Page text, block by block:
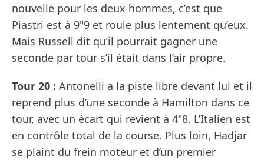
nouvelle pour les deux hommes, c’est que
Piastri est à 9"9 et roule plus lentement qu’eux.
Mais Russell dit qu’il pourrait gagner une
seconde par tour s’il était dans l’air propre.
Tour 20 : Antonelli a la piste libre devant lui et il
reprend plus d’une seconde à Hamilton dans ce
tour, avec un écart qui revient à 4"8. L’Italien est
en contrôle total de la course. Plus loin, Hadjar
se plaint du frein moteur et d’un premier